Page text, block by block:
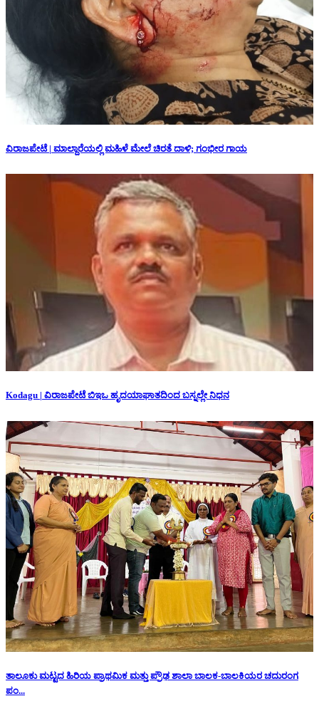
ವಿರಾಜಪೇಟೆ | ಮಾಲ್ದಾರೆಯಲ್ಲಿ ಮಹಿಳೆ ಮೇಲೆ ಚಿರತೆ ದಾಳಿ; ಗಂಭೀರ ಗಾಯ
Kodagu | ವಿರಾಜಪೇಟೆ ಬಿಇಒ ಹೃದಯಾಘಾತದಿಂದ ಬಸ್ನಲ್ಲೇ ನಿಧನ
ತಾಲೂಕು ಮಟ್ಟದ ಹಿರಿಯ ಪ್ರಾಥಮಿಕ ಮತ್ತು ಪ್ರೌಢ ಶಾಲಾ ಬಾಲಕ-ಬಾಲಕಿಯರ ಚದುರಂಗ
ಪಂ...